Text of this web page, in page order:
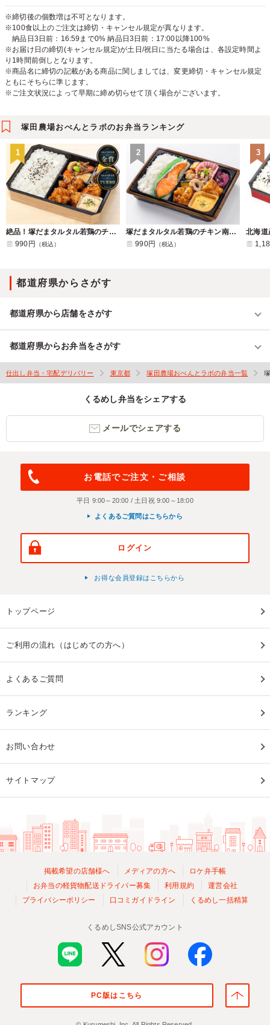
※締切後の個数増は不可となります。
※100食以上のご注文は締切・キャンセル規定が異なります。
納品日3日前：16:59まで0% 納品日3日前：17:00以降100%
※お届け日の締切(キャンセル規定)が土日/祝日に当たる場合は、各設定時間よ
り1時間前倒しとなります。
※商品名に締切の記載がある商品に関しましては、変更締切・キャンセル規定
ともにそちらに準じます。
※ご注文状況によって早期に締め切らせて頂く場合がございます。
塚田農場おべんとラボのお弁当ランキング
1
絶品！塚だまタルタル若鶏のチキン南蛮弁当
990円
（税込）
2
塚だまタルタル若鶏のチキン南蛮と塩鮭の幕ノ内弁当
990円
（税込）
3
都道府県からさがす
都道府県から店舗をさがす
都道府県からお弁当をさがす
仕出し弁当・宅配デリバリー 東京都 塚田農場おべんとラボの弁当一覧
くるめし弁当をシェアする
メールでシェアする
お電話でご注文・ご相談
平日 9:00～20:00 / 土日祝 9:00～18:00
よくあるご質問はこちらから
ログイン
お得な会員登録はこちらから
トップページ
ご利用の流れ（はじめての方へ）
よくあるご質問
ランキング
お問い合わせ
サイトマップ
掲載希望の店舗様へ メディアの方へ
ロケ弁手帳
お弁当の軽貨物配送ドライバー募集
利用規約
運営会社
プライバシーポリシー
口コミガイドライン くるめし一括精算
くるめしSNS公式アカウント
PC版はこちら